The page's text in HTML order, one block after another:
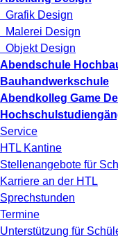
Grafik Design
Malerei Design
Objekt Design
Abendschule
Bauhandwerkschule
Abendkolleg Game
Service
HTL Kantine
Stellenangebote für
Karriere an der HTL
Sprechstunden
Termine
Unterstützung für